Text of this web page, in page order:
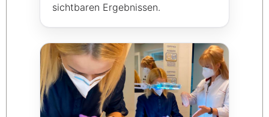
sichtbaren Ergebnissen.